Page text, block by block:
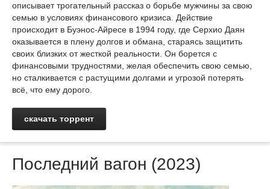
описывает трогательный рассказ о борьбе мужчины за свою
семью в условиях финансового кризиса. Действие
происходит в Буэнос-Айресе в 1994 году, где Серхио Даян
оказывается в плену долгов и обмана, стараясь защитить
своих близких от жесткой реальности. Он борется с
финансовыми трудностями, желая обеспечить свою семью,
но сталкивается с растущими долгами и угрозой потерять
всё, что ему дорого.
скачать торрент
Последний вагон (2023)